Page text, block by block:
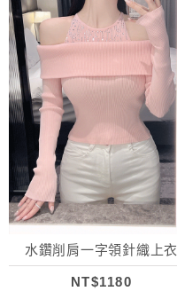
水鑽削肩一字領針織上衣
NT$1180